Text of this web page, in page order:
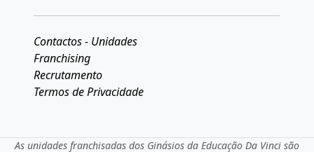
Contactos - Unidades
Franchising
Recrutamento
Termos de Privacidade
As unidades franchisadas dos Ginásios da Educação Da Vinci são